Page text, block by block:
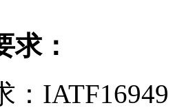
求：
： IATF16949